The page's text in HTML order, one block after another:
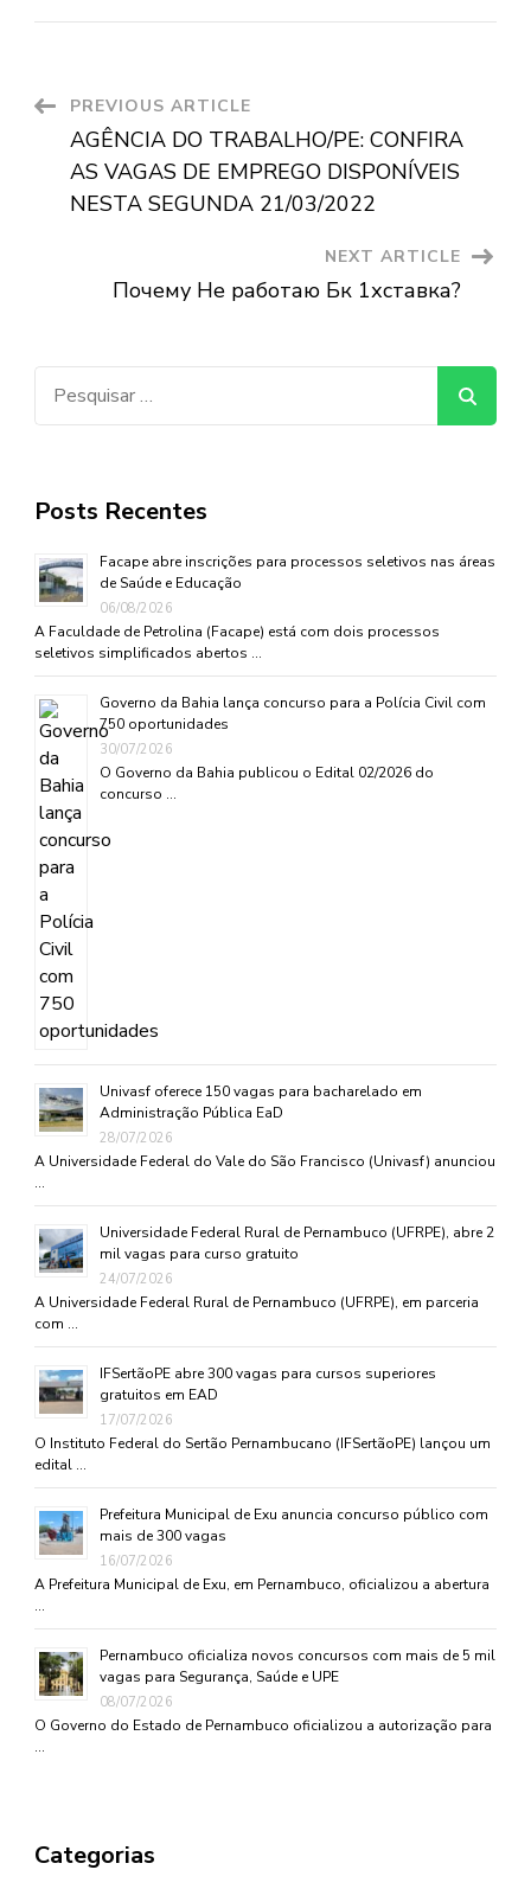
Post
Navigation
PREVIOUS ARTICLE
AGÊNCIA DO TRABALHO/PE: CONFIRA
AS VAGAS DE EMPREGO DISPONÍVEIS
NESTA SEGUNDA 21/03/2022
NEXT ARTICLE
Почему Не работаю Бк 1хставка?
Posts Recentes
Facape abre inscrições para processos seletivos nas áreas
de Saúde e Educação
06/08/2026
A Faculdade de Petrolina (Facape) está com dois processos
seletivos simplificados abertos …
Governo da Bahia lança concurso para a Polícia Civil com
750 oportunidades
30/07/2026
O Governo da Bahia publicou o Edital 02/2026 do
concurso …
Univasf oferece 150 vagas para bacharelado em
Administração Pública EaD
28/07/2026
A Universidade Federal do Vale do São Francisco (Univasf) anunciou
…
Universidade Federal Rural de Pernambuco (UFRPE), abre 2
mil vagas para curso gratuito
24/07/2026
A Universidade Federal Rural de Pernambuco (UFRPE), em parceria
com …
IFSertãoPE abre 300 vagas para cursos superiores
gratuitos em EAD
17/07/2026
O Instituto Federal do Sertão Pernambucano (IFSertãoPE) lançou um
edital …
Prefeitura Municipal de Exu anuncia concurso público com
mais de 300 vagas
16/07/2026
A Prefeitura Municipal de Exu, em Pernambuco, oficializou a abertura
…
Pernambuco oficializa novos concursos com mais de 5 mil
vagas para Segurança, Saúde e UPE
08/07/2026
O Governo do Estado de Pernambuco oficializou a autorização para
…
Categorias